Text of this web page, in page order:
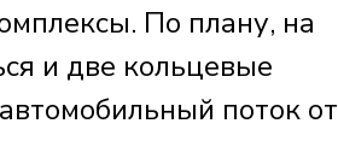
По плану, на
и две кольцевые
поток от